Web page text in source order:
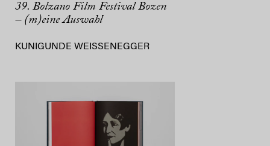
39. Bolzano Film Festival Bozen
– (m)eine Auswahl
KUNIGUNDE WEISSENEGGER